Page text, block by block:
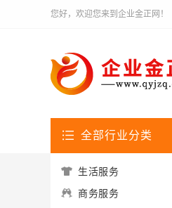
您好，欢迎您来到企业金正网！
全部行业分类
生活服务
商务服务